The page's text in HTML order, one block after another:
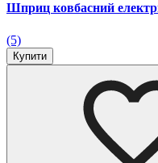
Шприц ковбасний
(5)
Купити